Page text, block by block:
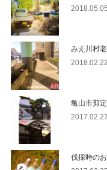
みえ川村
亀山市剪
伐採時の